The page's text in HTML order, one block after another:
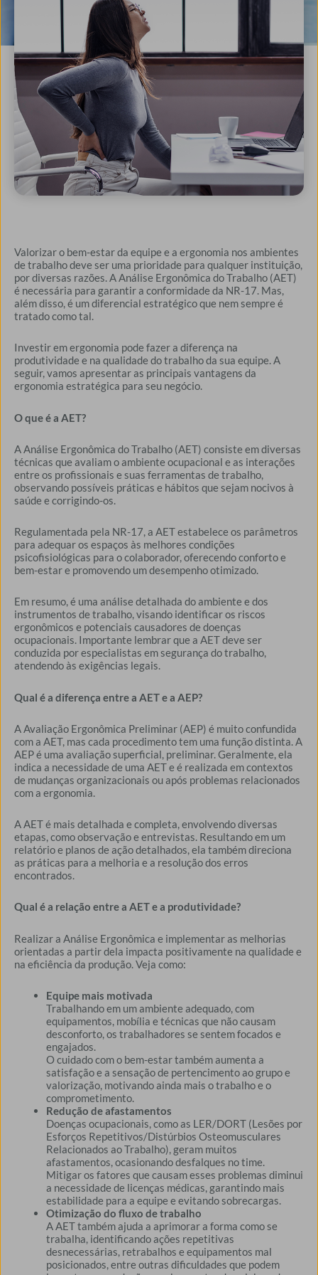
Valorizar o bem-estar da equipe e a ergonomia nos ambientes
de trabalho deve ser uma prioridade para qualquer instituição,
por diversas razões. A Análise Ergonômica do Trabalho (AET)
é necessária para garantir a conformidade da NR-17. Mas,
além disso, é um diferencial estratégico que nem sempre é
tratado como tal.
Investir em ergonomia pode fazer a diferença na
produtividade e na qualidade do trabalho da sua equipe. A
seguir, vamos apresentar as principais vantagens da
ergonomia estratégica para seu negócio.
O que é a AET?
A Análise Ergonômica do Trabalho (AET) consiste em diversas
técnicas que avaliam o ambiente ocupacional e as interações
entre os profissionais e suas ferramentas de trabalho,
observando possíveis práticas e hábitos que sejam nocivos à
saúde e corrigindo-os.
Regulamentada pela NR-17, a AET estabelece os parâmetros
para adequar os espaços às melhores condições
psicofisiológicas para o colaborador, oferecendo conforto e
bem-estar e promovendo um desempenho otimizado.
Em resumo, é uma análise detalhada do ambiente e dos
instrumentos de trabalho, visando identificar os riscos
ergonômicos e potenciais causadores de doenças
ocupacionais. Importante lembrar que a AET deve ser
conduzida por especialistas em segurança do trabalho,
atendendo às exigências legais.
Qual é a diferença entre a AET e a AEP?
A Avaliação Ergonômica Preliminar (AEP) é muito confundida
com a AET, mas cada procedimento tem uma função distinta. A
AEP é uma avaliação superficial, preliminar. Geralmente, ela
indica a necessidade de uma AET e é realizada em contextos
de mudanças organizacionais ou após problemas relacionados
com a ergonomia.
A AET é mais detalhada e completa, envolvendo diversas
etapas, como observação e entrevistas. Resultando em um
relatório e planos de ação detalhados, ela também direciona
as práticas para a melhoria e a resolução dos erros
encontrados.
Qual é a relação entre a AET e a produtividade?
Realizar a Análise Ergonômica e implementar as melhorias
orientadas a partir dela impacta positivamente na qualidade e
na eficiência da produção. Veja como:
Equipe mais motivada
Trabalhando em um ambiente adequado, com
equipamentos, mobília e técnicas que não causam
desconforto, os trabalhadores se sentem focados e
engajados.
O cuidado com o bem-estar também aumenta a
satisfação e a sensação de pertencimento ao grupo e
valorização, motivando ainda mais o trabalho e o
comprometimento.
Redução de afastamentos
Doenças ocupacionais, como as LER/DORT (Lesões por
Esforços Repetitivos/Distúrbios Osteomusculares
Relacionados ao Trabalho), geram muitos
afastamentos, ocasionando desfalques no time.
Mitigar os fatores que causam esses problemas diminui
a necessidade de licenças médicas, garantindo mais
estabilidade para a equipe e evitando sobrecargas.
Otimização do fluxo de trabalho
A AET também ajuda a aprimorar a forma como se
trabalha, identificando ações repetitivas
desnecessárias, retrabalhos e equipamentos mal
posicionados, entre outras dificuldades que podem